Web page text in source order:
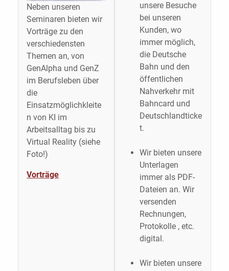
Neben unseren
Seminaren bieten wir
Vorträge zu den
verschiedensten
Themen an, von
GenAlpha und GenZ
im Berufsleben über
die
Einsatzmöglichkleite
n von KI im
Arbeitsalltag bis zu
Virtual Reality (siehe
Foto!)
Vorträge
unsere Besuche
bei unseren
Kunden, wo
immer möglich,
die Deutsche
Bahn und den
öffentlichen
Nahverkehr mit
Bahncard und
Deutschlandticke
t.
Wir bieten unsere
Unterlagen
immer als PDF-
Dateien an. Wir
versenden
Rechnungen,
Protokolle , etc.
digital.
Wir bieten unsere